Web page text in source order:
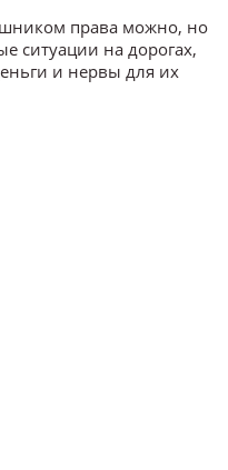
права можно, но
ситуации на дорогах,
и нервы для их